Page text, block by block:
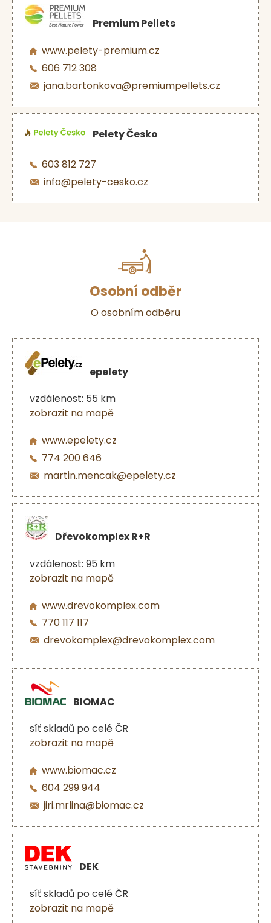
Premium Pellets
www.pelety-premium.cz
606 712 308
jana.bartonkova@premiumpellets.cz
Pelety Česko
603 812 727
info@pelety-cesko.cz
Osobní odběr
O osobním odběru
epelety
vzdálenost: 55 km
zobrazit na mapě
www.epelety.cz
774 200 646
martin.mencak@epelety.cz
Dřevokomplex R+R
vzdálenost: 95 km
zobrazit na mapě
www.drevokomplex.com
770 117 117
drevokomplex@drevokomplex.com
BIOMAC
síť skladů po celé ČR
zobrazit na mapě
www.biomac.cz
604 299 944
jiri.mrlina@biomac.cz
DEK
síť skladů po celé ČR
zobrazit na mapě